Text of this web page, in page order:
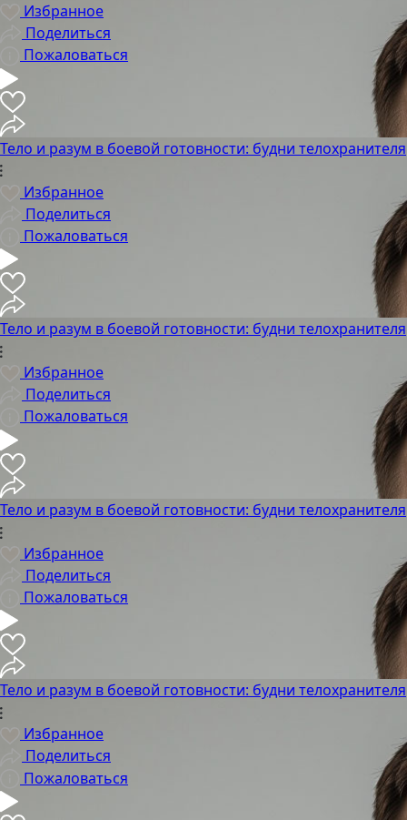
Избранное
Поделиться
Пожаловаться
Тело и разум в боевой готовности: будни телохранителя
Избранное
Поделиться
Пожаловаться
Тело и разум в боевой готовности: будни телохранителя
Избранное
Поделиться
Пожаловаться
Тело и разум в боевой готовности: будни телохранителя
Избранное
Поделиться
Пожаловаться
Тело и разум в боевой готовности: будни телохранителя
Избранное
Поделиться
Пожаловаться